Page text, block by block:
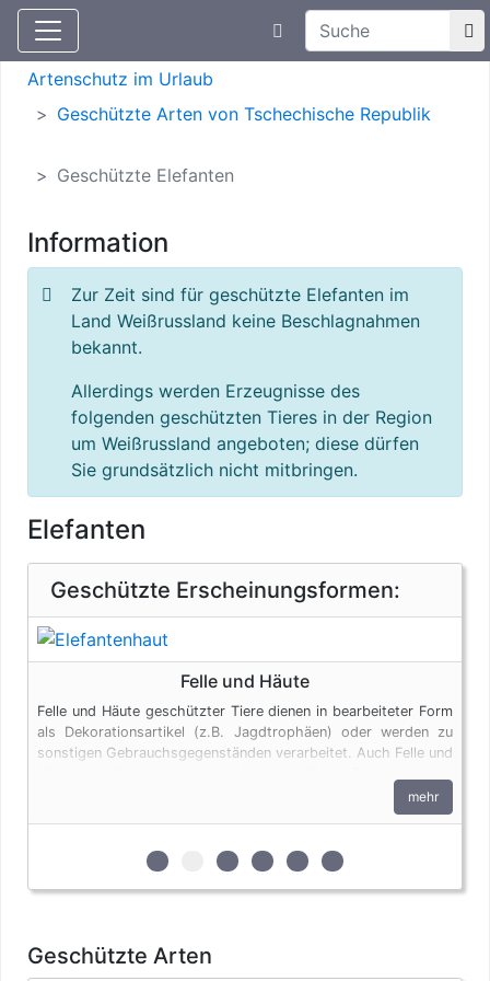
Aktuelle Meldungen
Suchtexteingabe
Artenschutz
Artenschutz im Urlaub
Geschützte Arten von Tschechische Republik
Geschützte Elefanten
Information
Zur Zeit sind für geschützte Elefanten im
Land Weißrussland keine Beschlagnahmen
bekannt.
Allerdings werden Erzeugnisse des
folgenden geschützten Tieres in der Region
um Weißrussland angeboten; diese dürfen
Sie grundsätzlich nicht mitbringen.
Elefanten
Geschützte Erscheinungsformen:
Felle und Häute
Felle und Häute geschützter Tiere dienen in bearbeiteter Form
als Dekorationsartikel (z.B. Jagdtrophäen) oder werden zu
sonstigen Gebrauchsgegenständen verarbeitet. Auch Felle und
Bei privaten Einfuhren zum persönlichen Gebrauch sind bis zu
vier Erzeugnisse von Krokodilen des Anhangs B pro Person
transportiert werden. Fleisch und Jagdtrophäen sind von
mehr
zur 1. geschützten Erscheinungsform
zur 2. geschützten
zur 3. geschützten
zur 4. geschützten
zur 5. geschützten
zur 6. geschützten
Geschützte Arten